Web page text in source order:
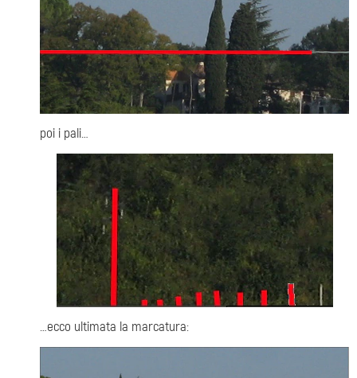
poi i pali…
…ecco ultimata la marcatura: